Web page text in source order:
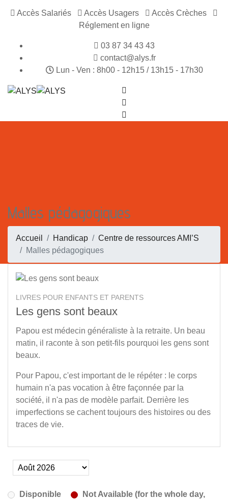
Accès Salariés Accès Usagers
Accès Crèches
Réglement en ligne
03 87 34 43 43
contact@alys.fr
Lun - Ven : 8h00 - 12h15 / 13h15 - 17h30
Malles pédagogiques
Accueil Handicap
Centre de ressources AMI’S
Malles pédagogiques
LIVRES POUR ENFANTS ET PARENTS
Les gens sont beaux
Papou est médecin généraliste à la retraite. Un beau
matin, il raconte à son petit-fils pourquoi les gens sont
beaux.
Pour Papou, c'est important de le répéter : le corps
humain n'a pas vocation à être façonnée par la
société, il n'a pas de modèle parfait. Derrière les
imperfections se cachent toujours des histoires ou des
traces de vie.
Disponible
Not Available (for the whole day,